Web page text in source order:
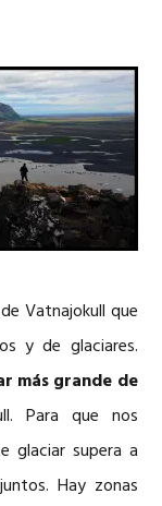
Vatnajokull que
y de glaciares.
más grande de
Para que nos
glaciar supera a
Hay zonas